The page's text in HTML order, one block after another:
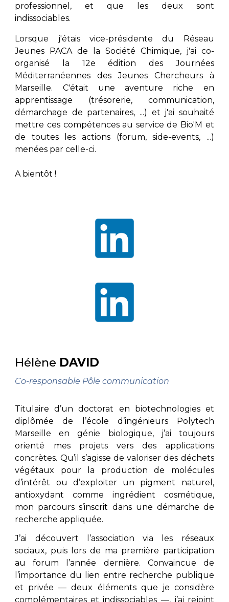
professionnel, et que les deux sont
indissociables.
Lorsque j'étais vice-présidente du Réseau
Jeunes PACA de la Société Chimique, j'ai co-
organisé la 12e édition des Journées
Méditerranéennes des Jeunes Chercheurs à
Marseille. C'était une aventure riche en
apprentissage (trésorerie, communication,
démarchage de partenaires, ...) et j'ai souhaité
mettre ces compétences au service de Bio'M et
de toutes les actions (forum, side-events, ...)
menées par celle-ci.
A bientôt !
Hélène DAVID
Co-responsable Pôle communication
Titulaire d’un doctorat en biotechnologies et
diplômée de l’école d’ingénieurs Polytech
Marseille en génie biologique, j’ai toujours
orienté mes projets vers des applications
concrètes. Qu’il s’agisse de valoriser des déchets
végétaux pour la production de molécules
d’intérêt ou d’exploiter un pigment naturel,
antioxydant comme ingrédient cosmétique,
mon parcours s’inscrit dans une démarche de
recherche appliquée.
J’ai découvert l’association via les réseaux
sociaux, puis lors de ma première participation
au forum l’année dernière. Convaincue de
l’importance du lien entre recherche publique
et privée — deux éléments que je considère
complémentaires et indissociables —, j’ai rejoint